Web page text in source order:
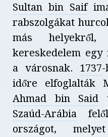
Sultan bin Saif
rabszolgákat
más
kereskedelem
a városnak. 1737
időre elfoglalták
Ahmad bin Said
Szaúd-Arábia
országot,